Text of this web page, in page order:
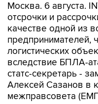
Москва. 6 августа.
отсрочки и
качестве одной из
предпринимателей,
логистических
вследствие БПЛА-
статс-секретарь -
Алексей Сазанов в
межправсовета